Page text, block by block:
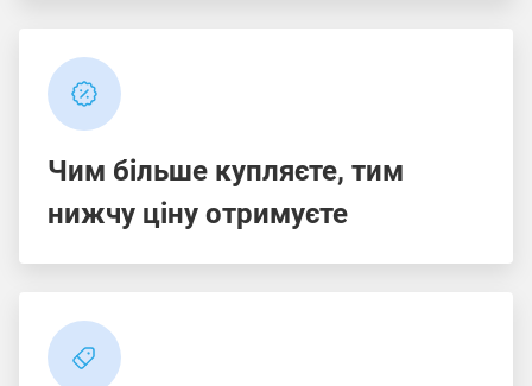
Чим більше купляєте, тим
нижчу ціну отримуєте